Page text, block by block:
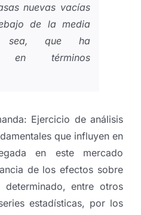
nuevas vacías
de la media
sea, que ha
en términos
Ejercicio de análisis
que influyen en
en este mercado
de los efectos sobre
determinado, entre otros
estadísticas, por los